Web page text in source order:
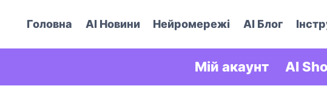
Головна AI Новини Нейромережі AI Блог
Мій акаунт AI